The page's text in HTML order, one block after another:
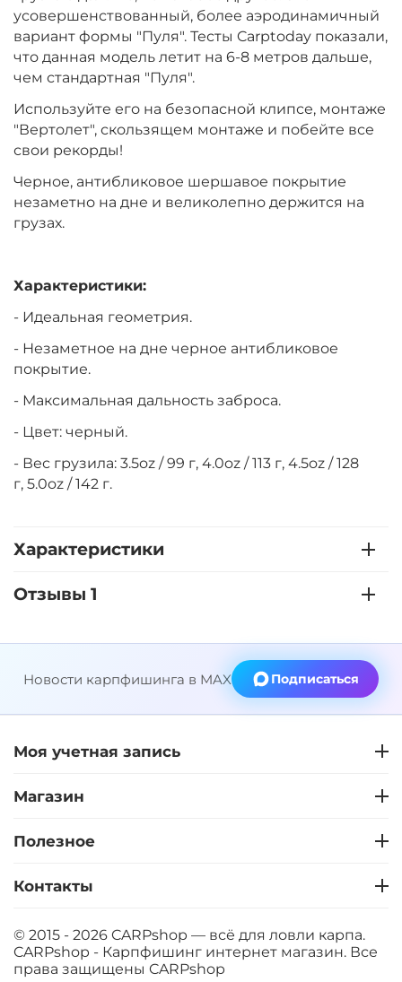
усовершенствованный, более аэродинамичный
вариант формы "Пуля". Тесты Carptoday показали,
что данная модель летит на 6-8 метров дальше,
чем стандартная "Пуля".
Используйте его на безопасной клипсе, монтаже
"Вертолет", скользящем монтаже и побейте все
свои рекорды!
Черное, антибликовое шершавое покрытие
незаметно на дне и великолепно держится на
грузах.
Характеристики:
- Идеальная геометрия.
- Незаметное на дне черное антибликовое
покрытие.
- Максимальная дальность заброса.
- Цвет: черный.
- Вес грузила: 3.5oz / 99 г, 4.0oz / 113 г, 4.5oz / 128
г, 5.0oz / 142 г.
Характеристики
Отзывы 1
Новости карпфишинга в MAX Подписаться
Моя учетная запись
Магазин
Полезное
Контакты
© 2015 - 2026 CARPshop — всё для ловли карпа.
CARPshop - Карпфишинг интернет магазин. Все
права защищены CARPshop